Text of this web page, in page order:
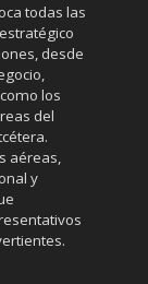
todas las
desde
los
del
aéreas,
y